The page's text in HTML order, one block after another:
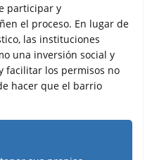
participar y
el proceso. En lugar de
las instituciones
una inversión social y
facilitar los permisos no
hacer que el barrio